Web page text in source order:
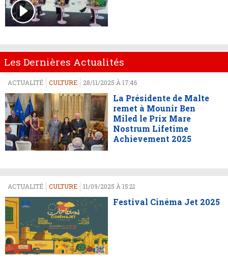
Les Dernières Actualités
ACTUALITÉ CULTURE 28/11/2025 À 17:46
La Présidente de Malte
remet à Mounir Ben
Miled le Prix Mare
Nostrum Lifetime
Achievement 2025
ACTUALITÉ CULTURE 11/09/2025 À 15:21
Festival Cinéma Jet 2025